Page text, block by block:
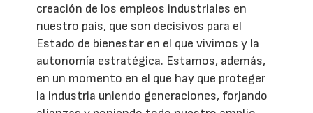
creación de los empleos industriales en
nuestro país, que son decisivos para el
Estado de bienestar en el que vivimos y la
autonomía estratégica. Estamos, además,
en un momento en el que hay que proteger
la industria uniendo generaciones, forjando